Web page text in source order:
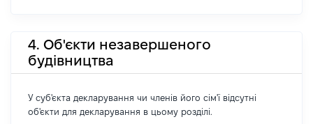
4. Об'єкти незавершеного
будівництва
У суб'єкта декларування чи членів його сім'ї відсутні
об'єкти для декларування в цьому розділі.